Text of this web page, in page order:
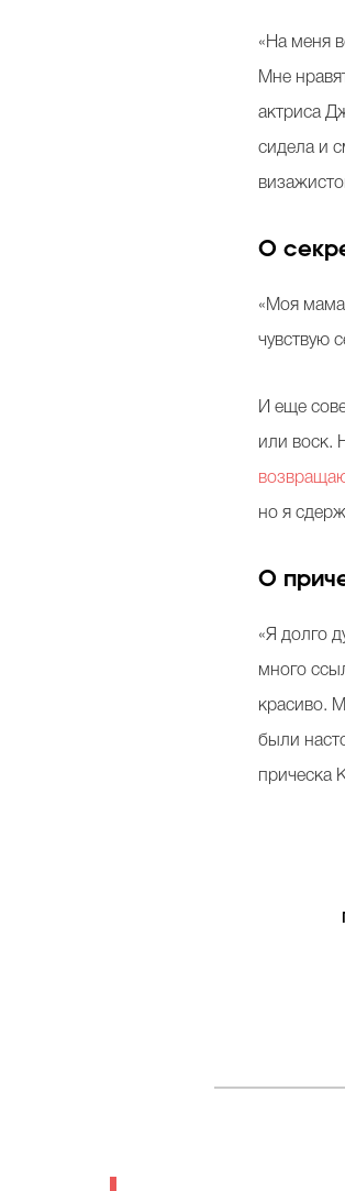
«На меня
Мне
актриса
сидела и
О
«Моя мама
чувствую
И еще
или воск.
но я
О
«Я долго
много
красиво.
были
прическа